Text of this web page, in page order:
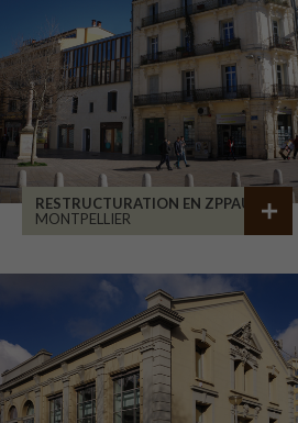
RESTRUCTURATION EN ZPPAUP
MONTPELLIER